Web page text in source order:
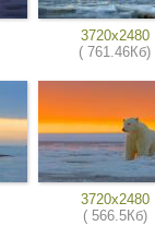
3720x2480
( 761.46Кб)
3720x2480
( 566.5Кб)